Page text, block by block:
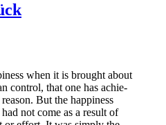
when it is brought about
con­trol, that one has achie­
But the hap­pi­ness
not come as a result of